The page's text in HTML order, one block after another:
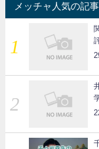
メッチャ人気の記事